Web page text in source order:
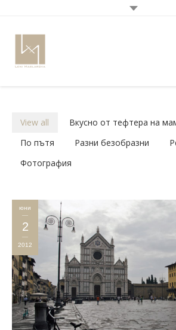
Portfolio
Retro Camera
View all Вкусно от тефтера на
По пътя
Разни безобразни
Фотография
юни
2
2012